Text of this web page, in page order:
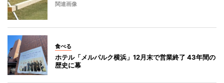
関連画像
食べる
ホテル「メルパルク横浜」12月末で営業終了 43年間の
歴史に幕